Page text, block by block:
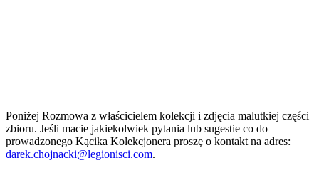
Poniżej Rozmowa z właścicielem kolekcji i zdjęcia malutkiej części
zbioru. Jeśli macie jakiekolwiek pytania lub sugestie co do
prowadzonego Kącika Kolekcjonera proszę o kontakt na adres:
darek.chojnacki@legionisci.com.